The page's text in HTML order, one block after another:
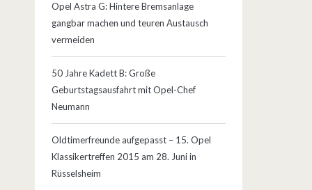
Opel Astra G: Hintere Bremsanlage
gangbar machen und teuren Austausch
vermeiden
50 Jahre Kadett B: Große
Geburtstagsausfahrt mit Opel-Chef
Neumann
Oldtimerfreunde aufgepasst – 15. Opel
Klassikertreffen 2015 am 28. Juni in
Rüsselsheim